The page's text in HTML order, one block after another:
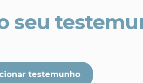
seu
testemunho